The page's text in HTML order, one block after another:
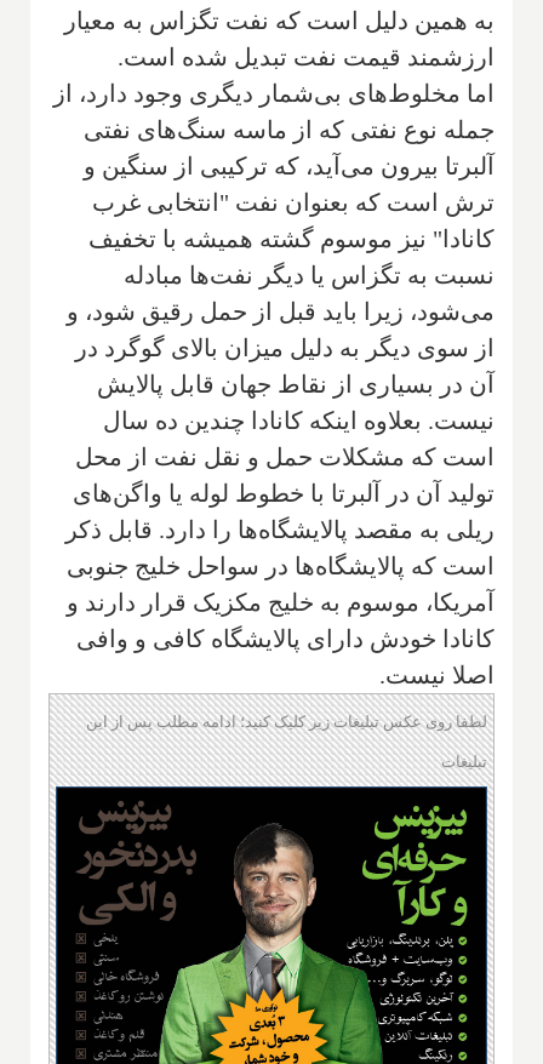
به همین دلیل است که نفت تگزاس به معیار
ارزشمند قیمت نفت تبدیل شده است.
اما مخلوط‌های بی‌شمار دیگری وجود دارد، از
جمله نوع نفتی که از ماسه سنگ‌های نفتی
آلبرتا بیرون می‌آید، که ترکیبی از سنگین و
ترش است که بعنوان نفت "انتخابی غرب
کانادا" نیز موسوم گشته همیشه با تخفیف
نسبت به تگزاس یا دیگر نفت‌ها مبادله
می‌شود، زیرا باید قبل از حمل رقیق شود، و
از سوی دیگر به دلیل میزان بالای گوگرد در
آن در بسیاری از نقاط جهان قابل پالایش
نیست. بعلاوه اینکه کانادا چندین ده سال
است که مشکلات حمل و نقل نفت از محل
تولید آن در آلبرتا با خطوط لوله یا واگن‌های
ریلی به مقصد پالایشگاه‌ها را دارد. قابل ذکر
است که پالایشگاه‌ها در سواحل خلیج جنوبی
آمریکا، موسوم به خلیج مکزیک قرار دارند و
کانادا خودش دارای پالایشگاه کافی و وافی
اصلا نیست.
لطفا روی عکس تبلیغات زیر کلیک کنید؛ ادامه مطلب پس از این
تبلیغات